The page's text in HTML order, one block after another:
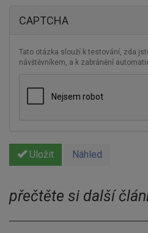
CAPTCHA
Tato otázka slouží k testování, zda
návštěvníkem, a k zabránění
Uložit Náhled
přečtěte si další